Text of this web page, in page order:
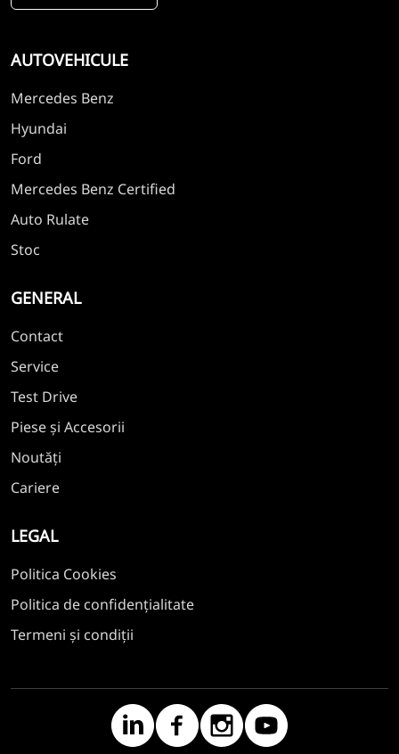
AUTOVEHICULE
Mercedes Benz
Hyundai
Ford
Mercedes Benz Certified
Auto Rulate
Stoc
GENERAL
Contact
Service
Test Drive
Piese și Accesorii
Noutăți
Cariere
LEGAL
Politica Cookies
Politica de confidențialitate
Termeni și condiții